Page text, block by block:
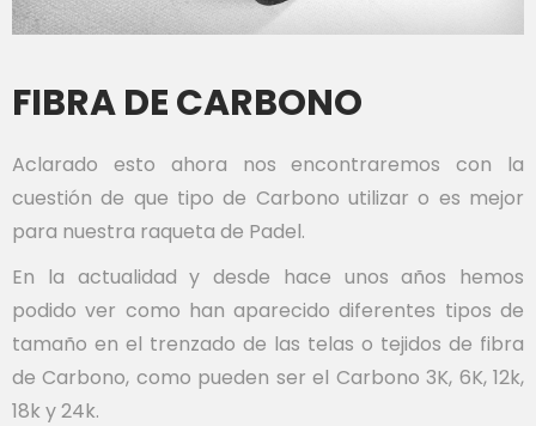
FIBRA DE CARBONO
Aclarado esto ahora nos encontraremos con la
cuestión de que tipo de Carbono utilizar o es mejor
para nuestra raqueta de Padel.
En la actualidad y desde hace unos años hemos
podido ver como han aparecido diferentes tipos de
tamaño en el trenzado de las telas o tejidos de fibra
de Carbono, como pueden ser el Carbono 3K, 6K, 12k,
18k y 24k.